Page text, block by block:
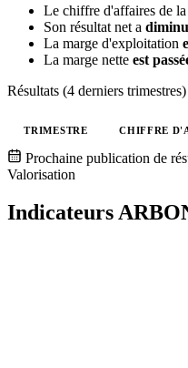
Le chiffre d'affaires de
Son résultat net a
La marge d'exploitation
La marge nette est
Résultats (4 derniers trimestres)
Valeurs trimestrielles en
TRIMESTRE CHIFFRE
Prochaine publication de
Valorisation
Indicateurs